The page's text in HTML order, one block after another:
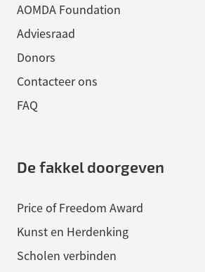
AOMDA Foundation
Adviesraad
Donors
Contacteer ons
FAQ
De fakkel doorgeven
Price of Freedom Award
Kunst en Herdenking
Scholen verbinden